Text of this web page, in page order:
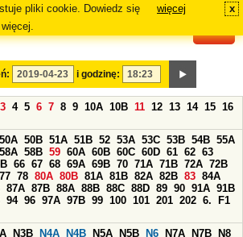
pliki cookie. Dowiedz się
więcej.
więcej x
i godzinę:
3 4 5 6 7 8 9 10A 10B 11 12 13 14 15 16
50A 50B 51A 51B 52 53A 53C 53B 54B 55A
58A 58B 59 60A 60B 60C 60D 61 62 63
66 67 68 69A 69B 70 71A 71B 72A 72B
77 78 80A 80B 81A 81B 82A 82B 83 84A
87A 87B 88A 88B 88C 88D 89 90 91A 91B
94 96 97A 97B 99 100 101 201 202 6.
F1
N3B N4A N4B N5A N5B N6 N7A N7B
N8